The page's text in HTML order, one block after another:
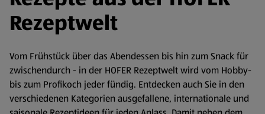
Rezeptwelt
Vom Frühstück über das Abendessen bis hin zum Snack für
zwischendurch - in der HOFER Rezeptwelt wird vom Hobby-
bis zum Profikoch jeder fündig. Entdecken auch Sie in den
verschiedenen Kategorien ausgefallene, internationale und